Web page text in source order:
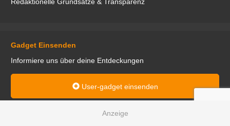
Gadget Einsenden
Informiere uns über deine Entdeckungen
User-gadget einsenden